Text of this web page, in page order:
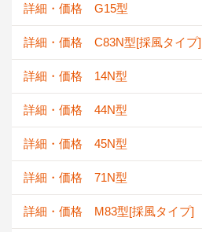
詳細・価格 G15型
詳細・価格 C83N型[採風タイプ]
詳細・価格 14N型
詳細・価格 44N型
詳細・価格 45N型
詳細・価格 71N型
詳細・価格 M83型[採風タイプ]